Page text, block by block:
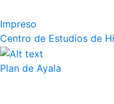
Impreso
Centro de Estudios de
Plan de Ayala